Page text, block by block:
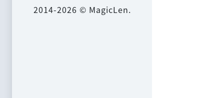
2014-2026 © MagicLen.